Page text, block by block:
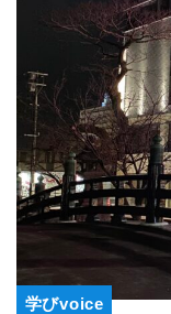
学びvoice